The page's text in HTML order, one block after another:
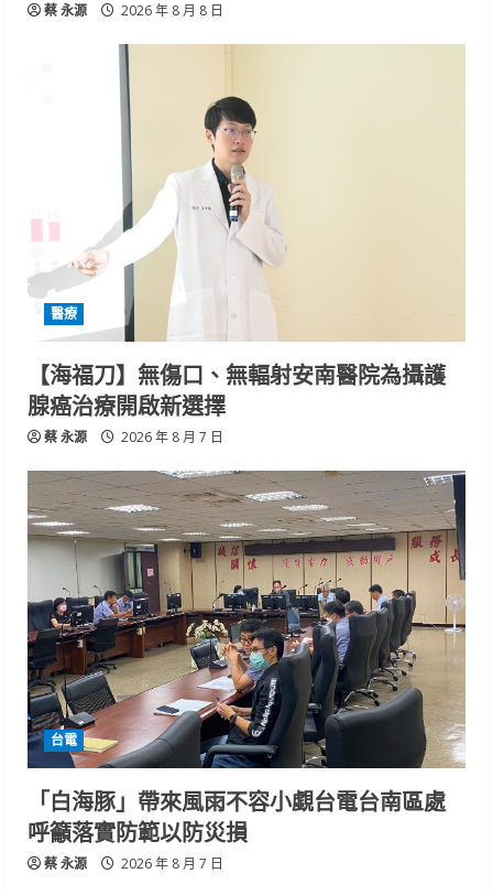
蔡 永源 2026 年 8 月 8 日
醫療
【海福刀】無傷口、無輻射安南醫院為攝護
腺癌治療開啟新選擇
蔡 永源 2026 年 8 月 7 日
台電
「白海豚」帶來風雨不容小覷台電台南區處
呼籲落實防範以防災損
蔡 永源 2026 年 8 月 7 日